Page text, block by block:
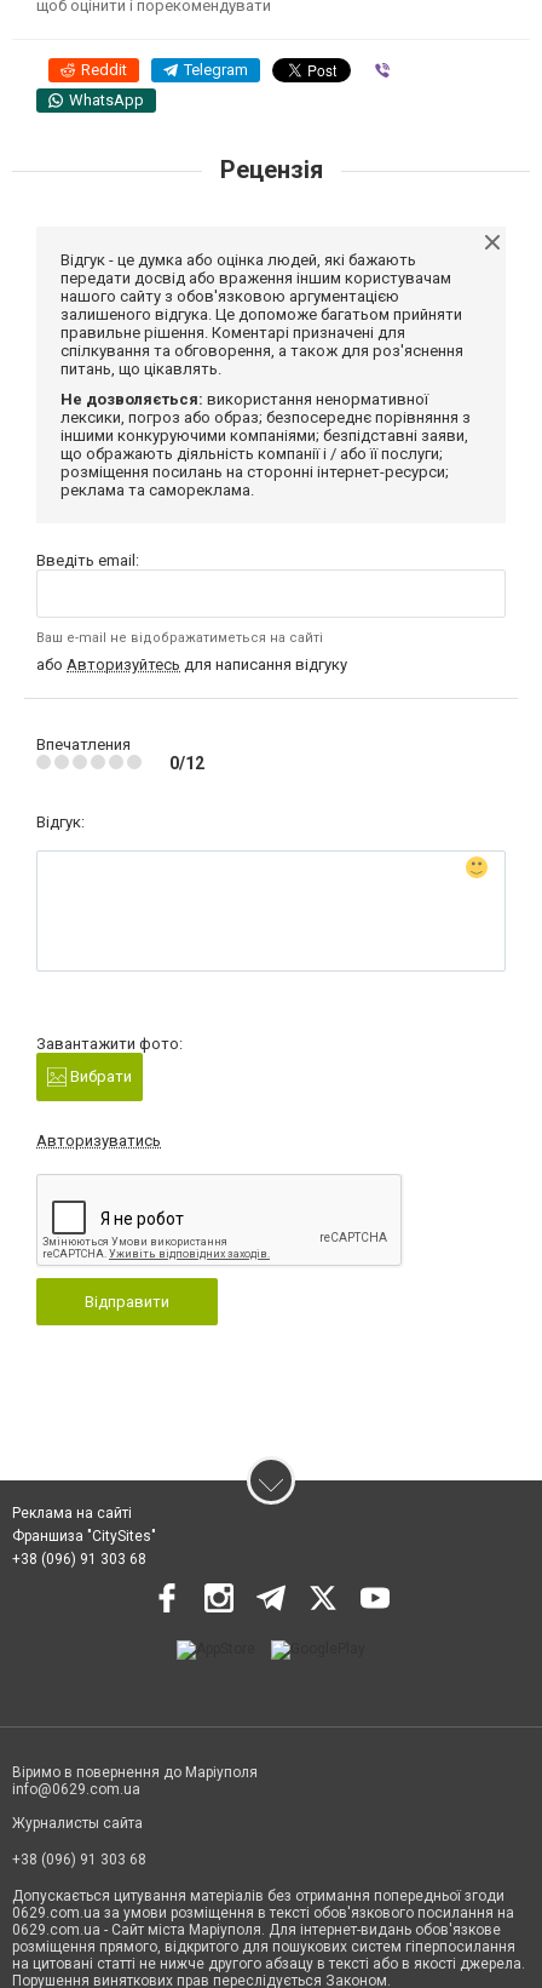
щоб оцінити і порекомендувати
Reddit Telegram
WhatsApp
Рецензія
Відгук - це думка або оцінка людей, які бажають
передати досвід або враження іншим користувачам
нашого сайту з обов'язковою аргументацією
залишеного відгука. Це допоможе багатьом прийняти
правильне рішення. Коментарі призначені для
спілкування та обговорення, а також для роз'яснення
питань, що цікавлять.
Не дозволяється: використання ненормативної
лексики, погроз або образ; безпосереднє порівняння з
іншими конкуруючими компаніями; безпідставні заяви,
що ображають діяльність компанії і / або її послуги;
розміщення посилань на сторонні інтернет-ресурси;
реклама та самореклама.
Введіть email:
Ваш e-mail не відображатиметься на сайті
або Авторизуйтесь для написання відгуку
Впечатления
0/12
Відгук:
Завантажити фото:
Вибрати
Авторизуватись
Відправити
Реклама на сайті
Франшиза "CitySites"
+38 (096) 91 303 68
Віримо в повернення до Маріуполя
info@0629.com.ua
Журналисты сайта
+38 (096) 91 303 68
Допускається цитування матеріалів без отримання попередньої згоди
0629.com.ua за умови розміщення в тексті обов'язкового посилання на
0629.com.ua - Сайт міста Маріуполя. Для інтернет-видань обов'язкове
розміщення прямого, відкритого для пошукових систем гіперпосилання
на цитовані статті не нижче другого абзацу в тексті або в якості джерела.
Порушення виняткових прав переслідується Законом.